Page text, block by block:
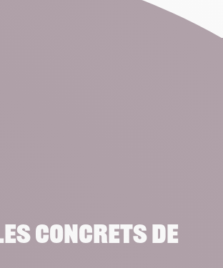
concrets de